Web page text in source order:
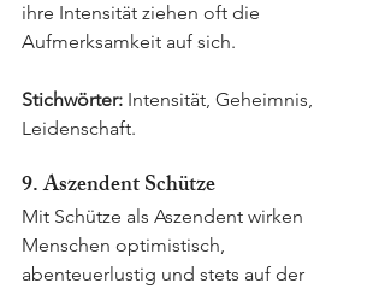
ihre Intensität ziehen oft die
Aufmerksamkeit auf sich.
Stichwörter: Intensität, Geheimnis,
Leidenschaft.
9. Aszendent Schütze
Mit Schütze als Aszendent wirken
Menschen optimistisch,
abenteuerlustig und stets auf der